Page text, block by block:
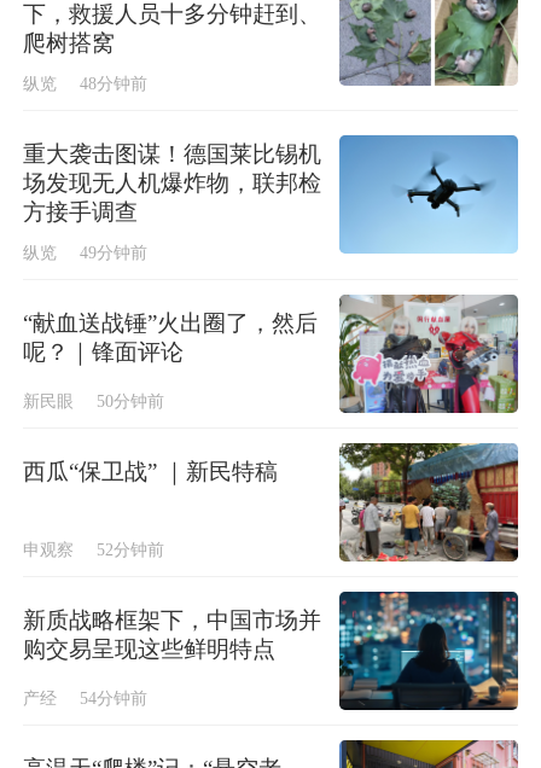
下，救援人员十多分钟赶到、
爬树搭窝
纵览 48分钟前
重大袭击图谋！德国莱比锡机
场发现无人机爆炸物，联邦检
方接手调查
纵览 49分钟前
“献血送战锤”火出圈了，然后
呢？｜锋面评论
新民眼 50分钟前
西瓜“保卫战” ｜新民特稿
申观察 52分钟前
新质战略框架下，中国市场并
购交易呈现这些鲜明特点
产经 54分钟前